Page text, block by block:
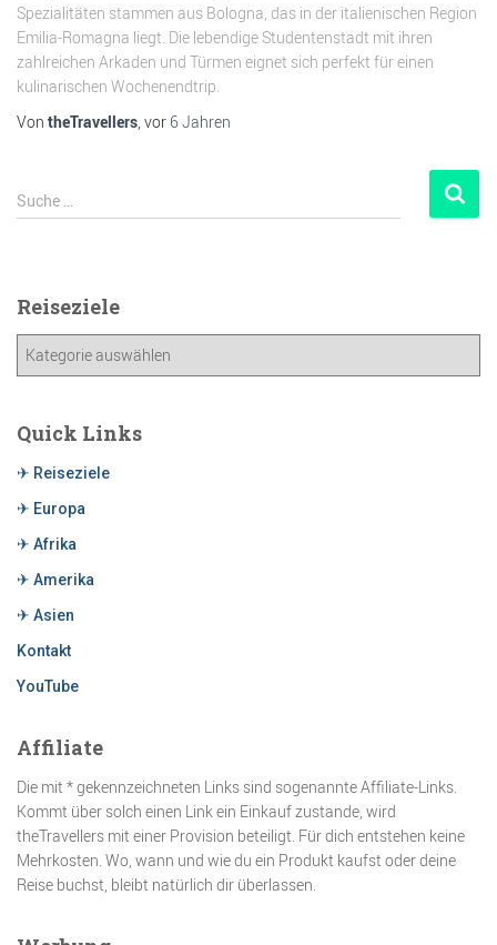
Spezialitäten stammen aus Bologna, das in der italienischen Region
Emilia-Romagna liegt. Die lebendige Studentenstadt mit ihren
zahlreichen Arkaden und Türmen eignet sich perfekt für einen
kulinarischen Wochenendtrip.
Von theTravellers , vor 6 Jahren
Suche …
Reiseziele
Quick Links
✈ Reiseziele
✈ Europa
✈ Afrika
✈ Amerika
✈ Asien
Kontakt
YouTube
Affiliate
Die mit * gekennzeichneten Links sind sogenannte Affiliate-Links.
Kommt über solch einen Link ein Einkauf zustande, wird
theTravellers mit einer Provision beteiligt. Für dich entstehen keine
Mehrkosten. Wo, wann und wie du ein Produkt kaufst oder deine
Reise buchst, bleibt natürlich dir überlassen.